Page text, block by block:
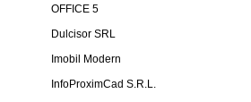
OFFICE 5
Dulcisor SRL
Imobil Modern
InfoProximCad S.R.L.